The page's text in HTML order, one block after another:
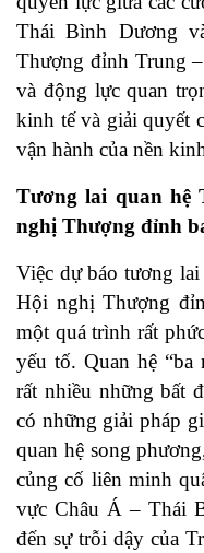
Thái Bình Dương
Thượng đỉnh Trung
và động lực quan
kinh tế và giải quyết
vận hành của nền
Tương lai quan hệ
nghị Thượng đỉnh
Việc dự báo tương
Hội nghị Thượng
một quá trình rất
yếu tố. Quan hệ
rất nhiều những bất
có những giải pháp
quan hệ song
củng cố liên minh
vực Châu Á – Thái
đến sự trỗi dậy của